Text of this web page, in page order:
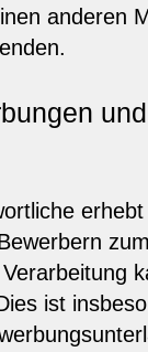
anderen
ist